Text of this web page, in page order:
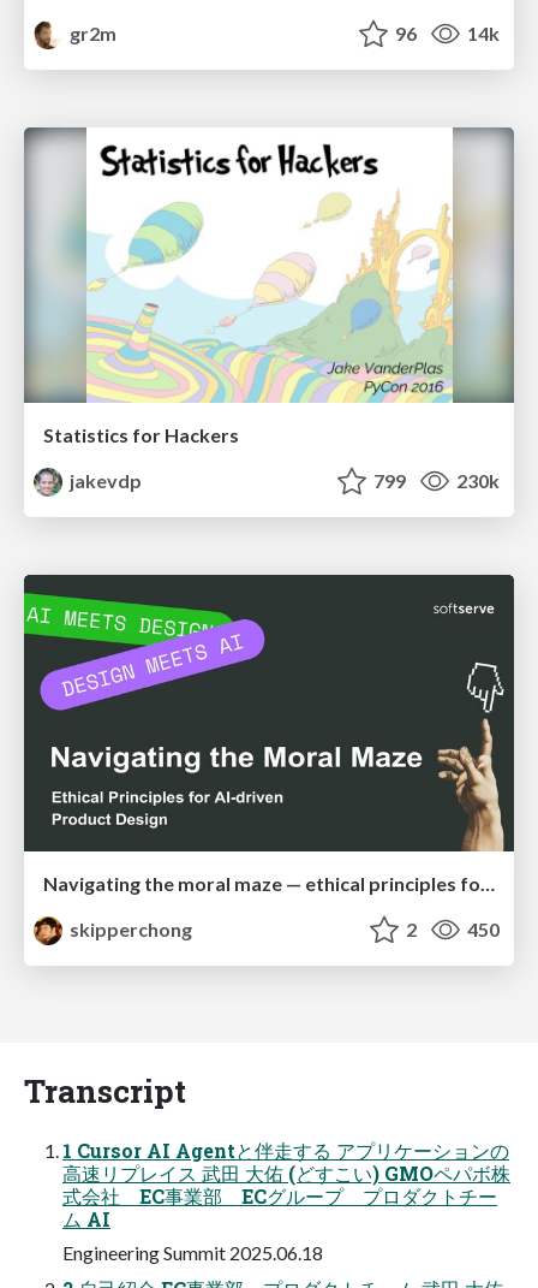
gr2m
96 14k
Statistics for Hackers
jakevdp
799 230k
skipperchong
2 450
Transcript
1 Cursor AI Agentと伴⾛する アプリケーションの
⾼速リプレイス 武⽥ ⼤佑 (どすこい) GMOペパボ株
式会社 EC事業部 ECグループ プロダクトチー
ム AI
Engineering Summit 2025.06.18